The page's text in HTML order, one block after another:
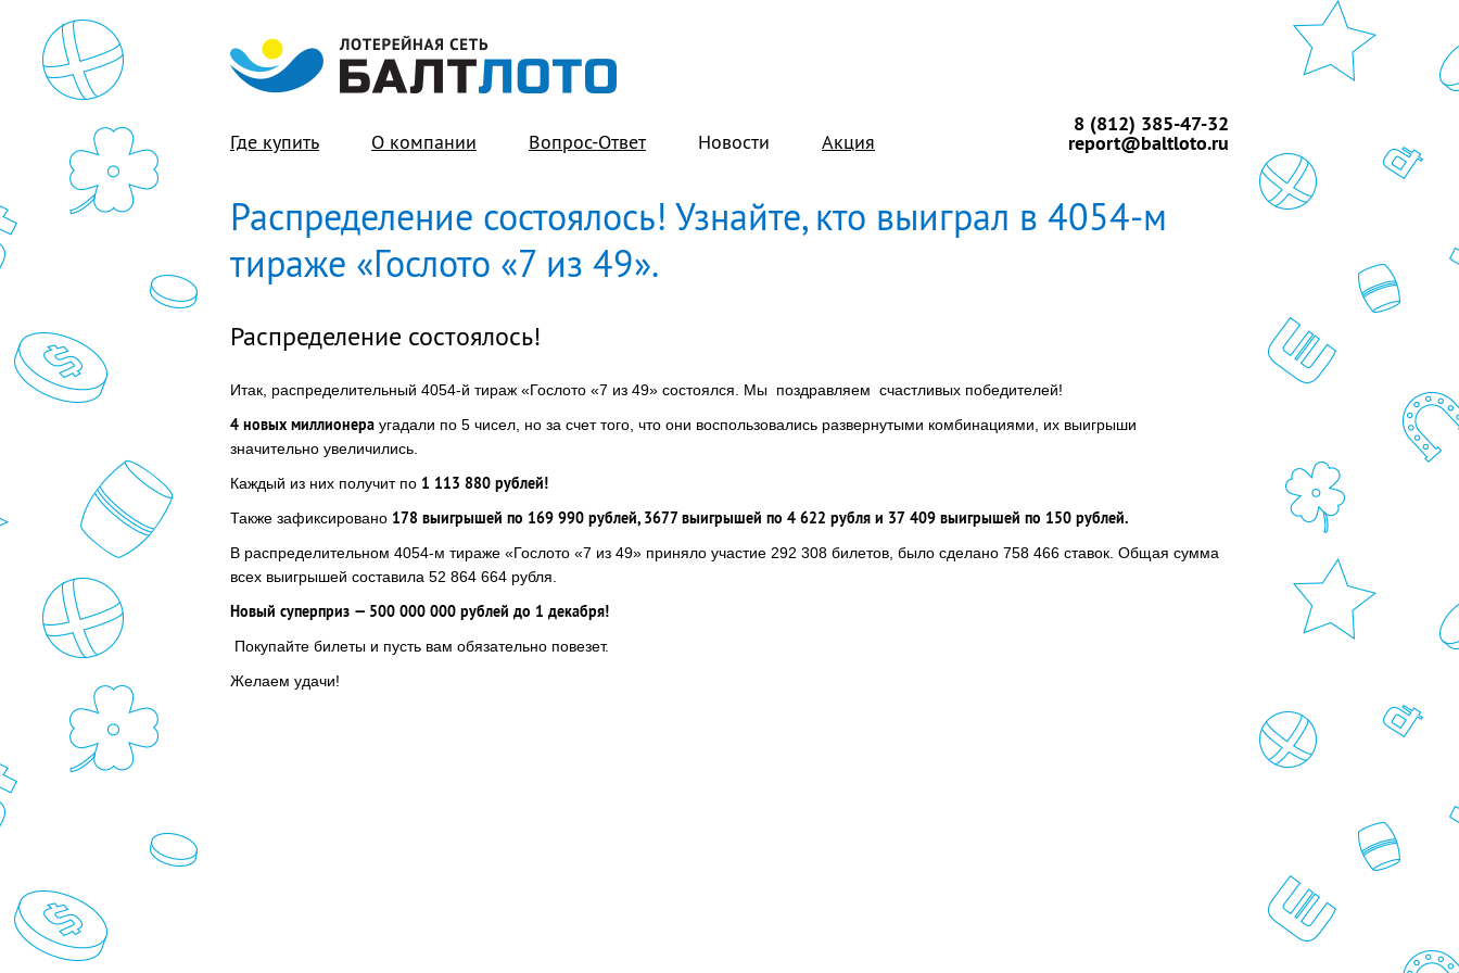
Где купить О компании Вопрос-Ответ Новости Акция
8 (812) 385-47-32
report@baltloto.ru
Распределение состоялось! Узнайте, кто выиграл в 4054-м
тираже «Гослото «7 из 49».
Распределение состоялось!
Итак, распределительный 4054-й тираж «Гослото «7 из 49» состоялся. Мы поздравляем счастливых победителей!
4 новых миллионера угадали по 5 чисел, но за счет того, что они воспользовались развернутыми комбинациями, их выигрыши
значительно увеличились.
Каждый из них получит по 1 113 880 рублей!
Также зафиксировано 178 выигрышей по 169 990 рублей, 3677 выигрышей по 4 622 рубля и 37 409 выигрышей по 150 рублей.
В распределительном 4054-м тираже «Гослото «7 из 49» приняло участие 292 308 билетов, было сделано 758 466 ставок. Общая сумма
всех выигрышей составила 52 864 664 рубля.
Новый суперприз — 500 000 000 рублей до 1 декабря!
Покупайте билеты и пусть вам обязательно повезет.
Желаем удачи!